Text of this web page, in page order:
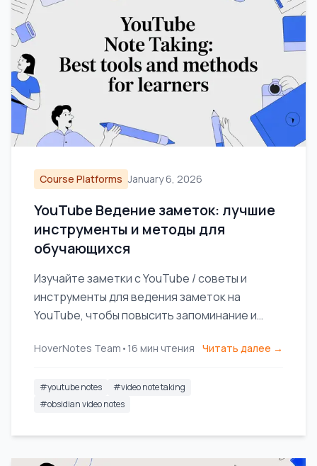
Course Platforms January 6, 2026
YouTube Ведение заметок: лучшие
инструменты и методы для
обучающихся
Изучайте заметки с YouTube / советы и
инструменты для ведения заметок на
YouTube, чтобы повысить запоминание и
HoverNotes Team • 16 мин чтения Читать далее →
#youtube notes #video note taking
#obsidian video notes